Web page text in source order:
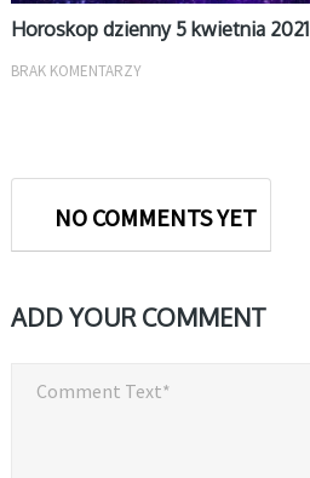
Horoskop dzienny 5 kwietnia 2021
BRAK KOMENTARZY
NO COMMENTS YET
ADD YOUR COMMENT